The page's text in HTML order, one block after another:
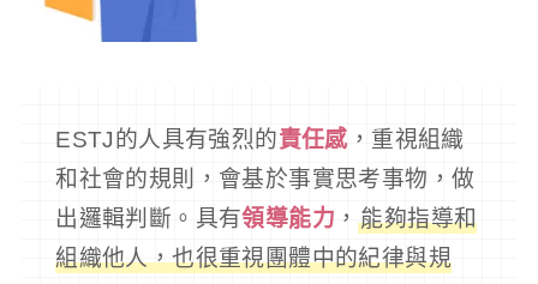
ESTJ的人具有強烈的責任感 ，重視組織
和社會的規則，會基於事實思考事物，做
出邏輯判斷。具有領導能力 ，能夠指導和
組織他人，也很重視團體中的紀律與規